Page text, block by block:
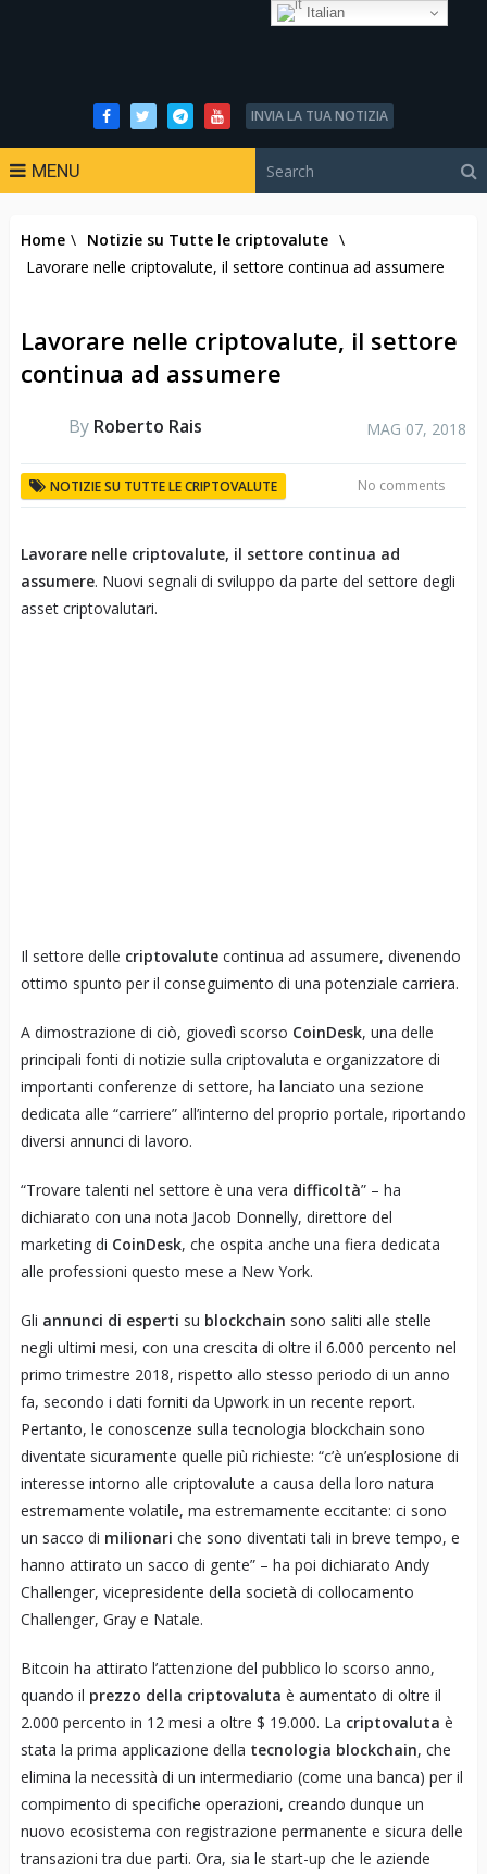
INVIA LA TUA NOTIZIA
MENU
Home \ Notizie su Tutte le criptovalute \
Lavorare nelle criptovalute, il settore continua ad assumere
Lavorare nelle criptovalute, il settore
continua ad assumere
By Roberto Rais MAG 07, 2018
NOTIZIE SU TUTTE LE CRIPTOVALUTE No comments
Lavorare nelle criptovalute, il settore continua ad
assumere. Nuovi segnali di sviluppo da parte del settore degli
asset criptovalutari.
Il settore delle criptovalutecontinua ad assumere, divenendo
ottimo spunto per il conseguimento di una potenziale carriera.
A dimostrazione di ciò, giovedì scorso CoinDesk, una delle
principali fonti di notizie sulla criptovaluta e organizzatore di
importanti conferenze di settore, ha lanciato una sezione
dedicata alle “carriere” all’interno del proprio portale, riportando
diversi annunci di lavoro.
“Trovare talenti nel settore è una vera difficoltà” – ha
dichiarato con una nota Jacob Donnelly, direttore del
marketing di CoinDesk, che ospita anche una fiera dedicata
alle professioni questo mese a New York.
Gli annunci di esperti su blockchain sono saliti alle stelle
negli ultimi mesi, con una crescita di oltre il 6.000 percento nel
primo trimestre 2018, rispetto allo stesso periodo di un anno
fa, secondo i dati forniti da Upwork in un recente report.
Pertanto, le conoscenze sulla tecnologia blockchain sono
diventate sicuramente quelle più richieste: “c’è un’esplosione di
interesse intorno alle criptovalute a causa della loro natura
estremamente volatile, ma estremamente eccitante: ci sono
un sacco di milionari che sono diventati tali in breve tempo, e
hanno attirato un sacco di gente” – ha poi dichiarato Andy
Challenger, vicepresidente della società di collocamento
Challenger, Gray e Natale.
Bitcoin ha attirato l’attenzione del pubblico lo scorso anno,
quando il prezzo della criptovaluta è aumentato di oltre il
2.000 percento in 12 mesi a oltre $ 19.000. La criptovaluta è
stata la prima applicazione della tecnologia blockchain, che
elimina la necessità di un intermediario (come una banca) per il
compimento di specifiche operazioni, creando dunque un
nuovo ecosistema con registrazione permanente e sicura delle
transazioni tra due parti. Ora, sia le start-up che le aziende
Italian